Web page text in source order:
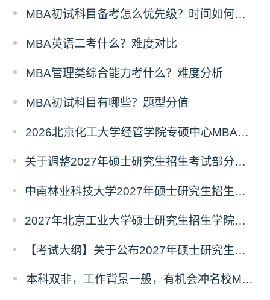
MBA初试科目备考怎么优先级？时间如何分配？
MBA英语二考什么？难度对比
MBA管理类综合能力考什么？难度分析
MBA初试科目有哪些？题型分值
2026北京化工大学经管学院专硕中心MBA拟录取分析解读
关于调整2027年硕士研究生招生考试部分专业初试考试科目及参考书目的公告（二）
中南林业科技大学2027年硕士研究生招生考试初试科目调整情况公告
2027年北京工业大学硕士研究生招生学院、考试科目、考试大纲等调整情况
【考试大纲】关于公布2027年硕士研究生入学考试自命题考试科目考试大纲的通知
本科双非，工作背景一般，有机会冲名校MBA吗？